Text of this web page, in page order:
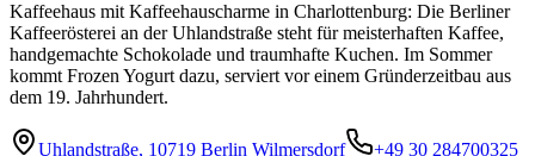
Kaffeehaus mit Kaffeehauscharme in Charlottenburg: Die Berliner
Kaffeerösterei an der Uhlandstraße steht für meisterhaften Kaffee,
handgemachte Schokolade und traumhafte Kuchen. Im Sommer
kommt Frozen Yogurt dazu, serviert vor einem Gründerzeitbau aus
dem 19. Jahrhundert.
Uhlandstraße, 10719 Berlin Wilmersdorf
+49 30 284700325